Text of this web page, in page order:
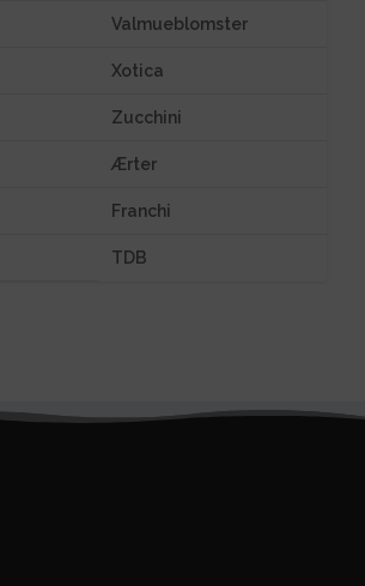
Valmueblomster
Xotica
Zucchini
Ærter
Franchi
TDB